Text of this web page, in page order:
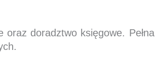
doradztwo księgowe.